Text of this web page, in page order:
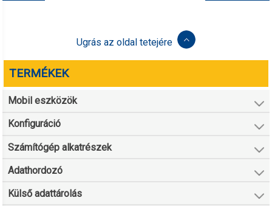
Ugrás az oldal tetejére
TERMÉKEK
Mobil eszközök
Konfiguráció
Számítógép alkatrészek
Adathordozó
Külső adattárolás